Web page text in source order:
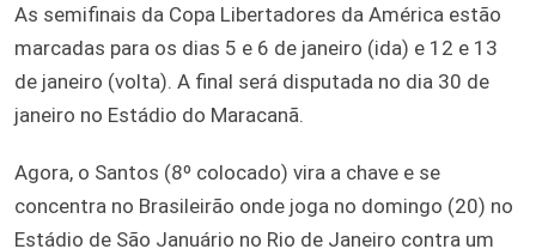
As semifinais da Copa Libertadores da América estão
marcadas para os dias 5 e 6 de janeiro (ida) e 12 e 13
de janeiro (volta). A final será disputada no dia 30 de
janeiro no Estádio do Maracanã.
Agora, o Santos (8º colocado) vira a chave e se
concentra no Brasileirão onde joga no domingo (20) no
Estádio de São Januário no Rio de Janeiro contra um